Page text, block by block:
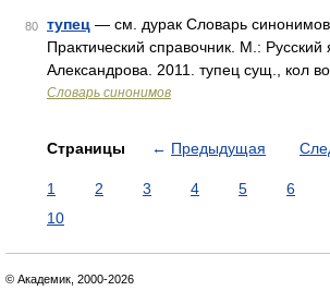
80 тупец — см. дурак Словарь синонимов
Практический справочник. М.: Русский
Александрова. 2011. тупец сущ., кол
Словарь синонимов
Страницы ← Предыдущая
1 2 3 4 5 6
10
© Академик, 2000-2026